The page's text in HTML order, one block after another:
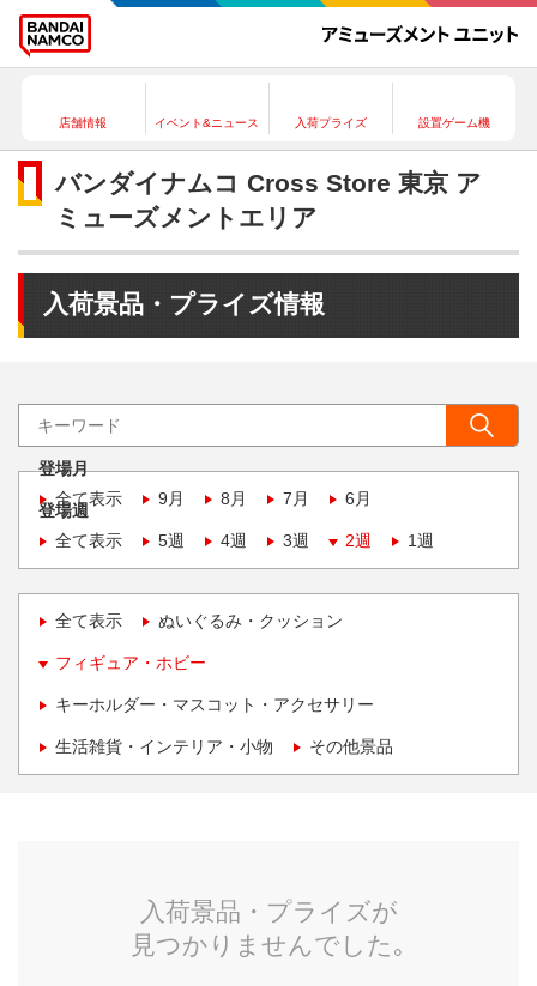
店舗情報 イベント&ニュース 入荷プライズ 設置ゲーム機
バンダイナムコ Cross Store 東京 ア
ミューズメントエリア
入荷景品・プライズ情報
登場月
全て表示
9月 8月 7月 6月
登場週
全て表示
5週 4週 3週 2週 1週
全て表示 ぬいぐるみ・クッション
フィギュア・ホビー
キーホルダー・マスコット・アクセサリー
生活雑貨・インテリア・小物 その他景品